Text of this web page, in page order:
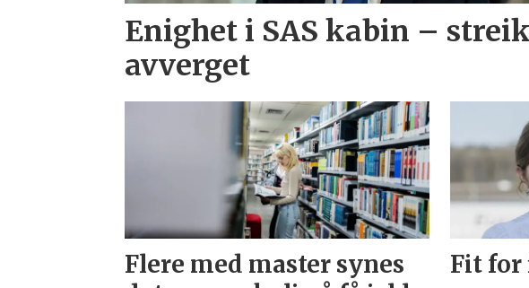
Enighet i SAS kabin –
avverget
Flere med master synes
Fit